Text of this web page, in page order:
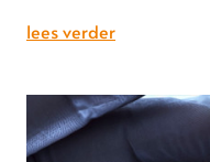
lees verder